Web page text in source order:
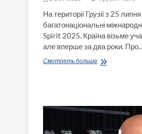
На території Грузії з 25
багатонаціональні
Spirit 2025. Країна візьме
але вперше за два роки.
Смотреть большеГрузія
з
НАТО
своїй